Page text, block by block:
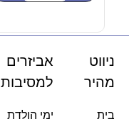
ניווט
מהיר
בית
אביזרים
למסיבות
ימי הולדת